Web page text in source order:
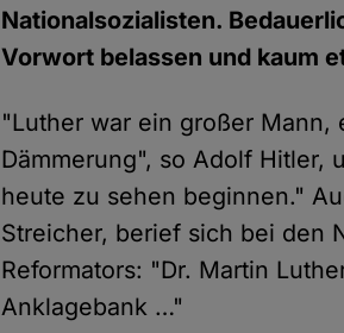
Nationalsozialisten.
Vorwort belassen und kaum
"Luther war ein großer Mann,
Dämmerung", so Adolf Hitler,
heute zu sehen beginnen."
Streicher, berief sich bei den
Reformators: "Dr. Martin
Anklagebank …"